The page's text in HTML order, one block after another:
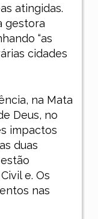
atingidas.
gestora
“as
cidades
na Mata
Deus, no
impactos
duas
e. Os
nas